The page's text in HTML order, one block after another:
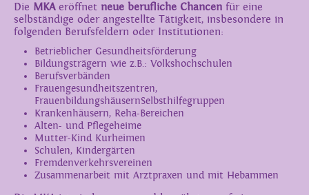
Die MKA eröffnet neue berufliche Chancen für eine
selbständige oder angestellte Tätigkeit, insbesondere in
folgenden Berufsfeldern oder Institutionen:
Betrieblicher Gesundheitsförderung
Bildungsträgern wie z.B.: Volkshochschulen
Berufsverbänden
Frauengesundheitszentren,
FrauenbildungshäusernSelbsthilfegruppen
Krankenhäusern, Reha-Bereichen
Alten- und Pflegeheime
Mutter-Kind Kurheimen
Schulen, Kindergärten
Fremdenverkehrsvereinen
Zusammenarbeit mit Arztpraxen und mit Hebammen